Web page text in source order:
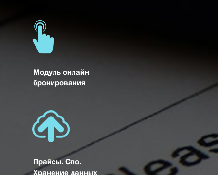
Модуль онлайн
бронирования
Прайсы. Спо.
Хранение данных